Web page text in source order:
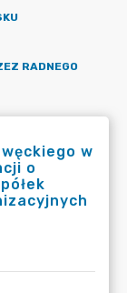
RADNEGO
w
o